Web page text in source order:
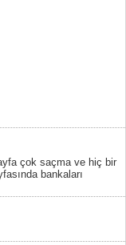
çok saçma ve hiç bir
bankaları